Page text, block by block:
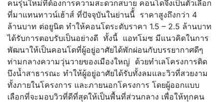
คนรุ่นใหม่ที่ต้องการความสะดวกสบาย คอนโดจึงเป็นตัวเลือก
ที่มาแทนทาวน์เฮ้าส์ ที่ปัจจุบันในย่านนีั้ ราคาสูงถึงกว่า 4
ล้านบาท ต่อยูนิต ทำให้คอนโดระดับราคา 1.5 – 2.5 ล้านบาท
ได้รับการตอบรับเป็นอย่างดี ทั้งนี้ แอทโมซ มีแนวคิดในการ
พัฒนาให้เป็นคอนโดที่ผู้อยู่อาศัยได้พักผ่อนกับบรรยากาศดีๆ
ท่ามกลางความวุ่นวายของเมืองใหญ่ ด้วยทำเลโครงการติด
บึงน้ำสาธารณะ ทำให้ผู้อยู่อาศัยได้รับทั้งลมและวิวที่สวยงาม
ทั้งภายในโครงการ และภายนอกโครงการ โดยผู้ออกแบบ
เลือกที่จะมอบวิวที่ดีที่สุดให้เป็นพื้นที่ส่วนกลาง เพื่อให้ทุกคน